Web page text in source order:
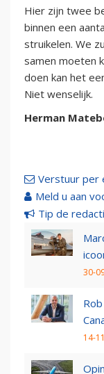
Hier zijn twee
binnen een
struikelen. We
samen moeten
doen kan het
Niet wenselijk.
Herman
Verstuur per
Meld u aan
Tip de
30-
14-